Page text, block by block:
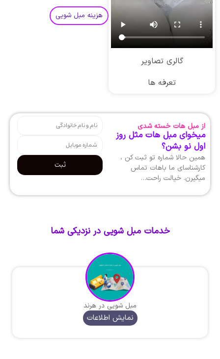
هزینه مبل شویی
گالری تصاویر
تعرفه ها
از مبل هات خسته شدی
میخوای مبل هات مثل روز
اول نو بشن؟
همین حالا شماره تو ثبت کن ،
کارشناسای ما باهات تماس
میگیرن. خیالت راحت…
ثبت
خدمات مبل شویی در نزدیکی شما
مبل شویی در هرند
نمایش اطلاعات